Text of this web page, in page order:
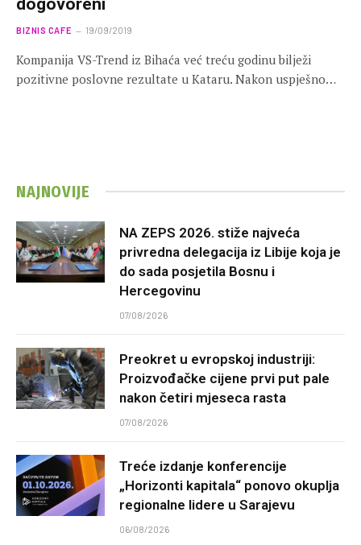
dogovoreni
BIZNIS CAFE 19/09/2019
Kompanija VS-Trend iz Bihaća već treću godinu bilježi
pozitivne poslovne rezultate u Kataru. Nakon uspješno…
NAJNOVIJE
NA ZEPS 2026. stiže najveća
privredna delegacija iz Libije koja je
do sada posjetila Bosnu i
Hercegovinu
07/08/2026
Preokret u evropskoj industriji:
Proizvođačke cijene prvi put pale
nakon četiri mjeseca rasta
07/08/2026
Treće izdanje konferencije
„Horizonti kapitala“ ponovo okuplja
regionalne lidere u Sarajevu
06/08/2026